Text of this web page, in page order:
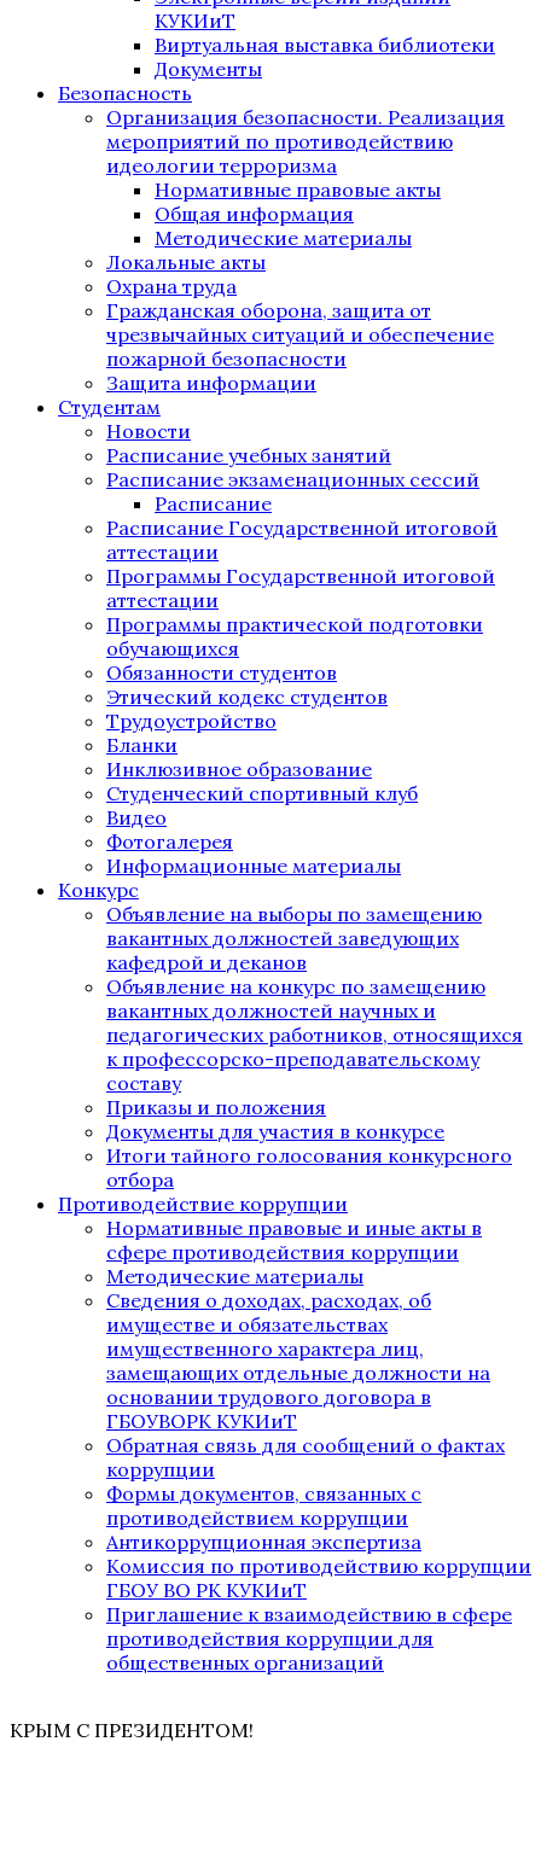
КУКИиТ
Виртуальная выставка библиотеки
Документы
Безопасность
Организация безопасности. Реализация
мероприятий по противодействию
идеологии терроризма
Нормативные правовые акты
Общая информация
Методические материалы
Локальные акты
Охрана труда
Гражданская оборона, защита от
чрезвычайных ситуаций и обеспечение
пожарной безопасности
Защита информации
Студентам
Новости
Расписание учебных занятий
Расписание экзаменационных сессий
Расписание
Расписание Государственной итоговой
аттестации
Программы Государственной итоговой
аттестации
Программы практической подготовки
обучающихся
Обязанности студентов
Этический кодекс студентов
Трудоустройство
Бланки
Инклюзивное образование
Студенческий спортивный клуб
Видео
Фотогалерея
Информационные материалы
Конкурс
Объявление на выборы по замещению
вакантных должностей заведующих
кафедрой и деканов
Объявление на конкурс по замещению
вакантных должностей научных и
педагогических работников, относящихся
к профессорско-преподавательскому
составу
Приказы и положения
Документы для участия в конкурсе
Итоги тайного голосования конкурсного
отбора
Противодействие коррупции
Нормативные правовые и иные акты в
сфере противодействия коррупции
Методические материалы
Сведения о доходах, расходах, об
имуществе и обязательствах
имущественного характера лиц,
замещающих отдельные должности на
основании трудового договора в
ГБОУВОРК КУКИиТ
Обратная связь для сообщений о фактах
коррупции
Формы документов, связанных с
противодействием коррупции
Антикоррупционная экспертиза
Комиссия по противодействию коррупции
ГБОУ ВО РК КУКИиТ
Приглашение к взаимодействию в сфере
противодействия коррупции для
общественных организаций
КРЫМ С ПРЕЗИДЕНТОМ!